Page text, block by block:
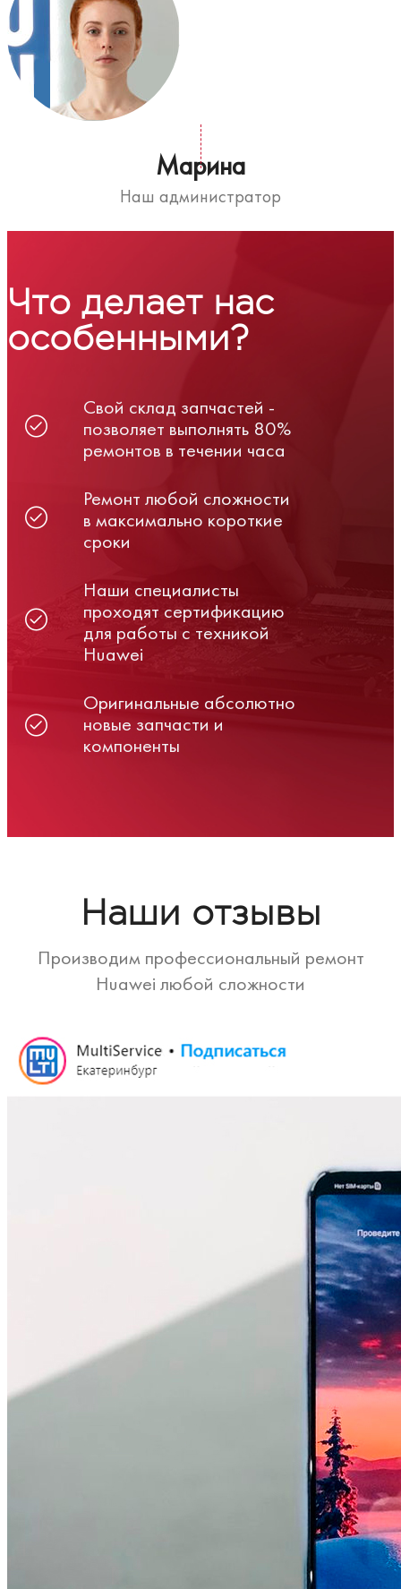
Марина
Наш администратор
Что делает нас
особенными?
Свой склад запчастей -
позволяет выполнять 80%
ремонтов в течении часа
Ремонт любой сложности
в максимально короткие
сроки
Наши специалисты
проходят сертификацию
для работы с техникой
Huawei
Оригинальные абсолютно
новые запчасти и
компоненты
Наши отзывы
Производим профессиональный ремонт
Huawei любой сложности